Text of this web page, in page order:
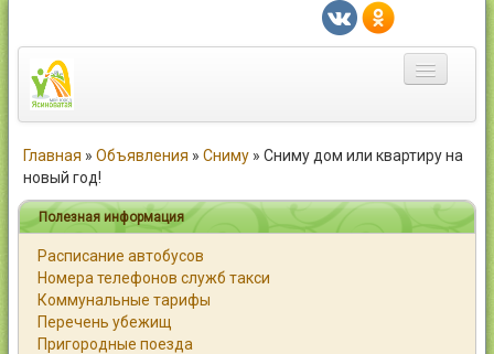
Город
Статьи
Каталог
Справочник
Главная » Объявления » Сниму » Сниму дом или квартиру на
новый год!
Полезная информация
Расписание автобусов
Номера телефонов служб такси
Коммунальные тарифы
Перечень убежищ
Пригородные поезда